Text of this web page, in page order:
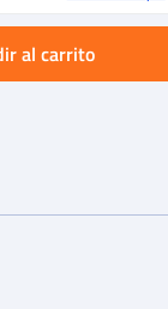
al carrito